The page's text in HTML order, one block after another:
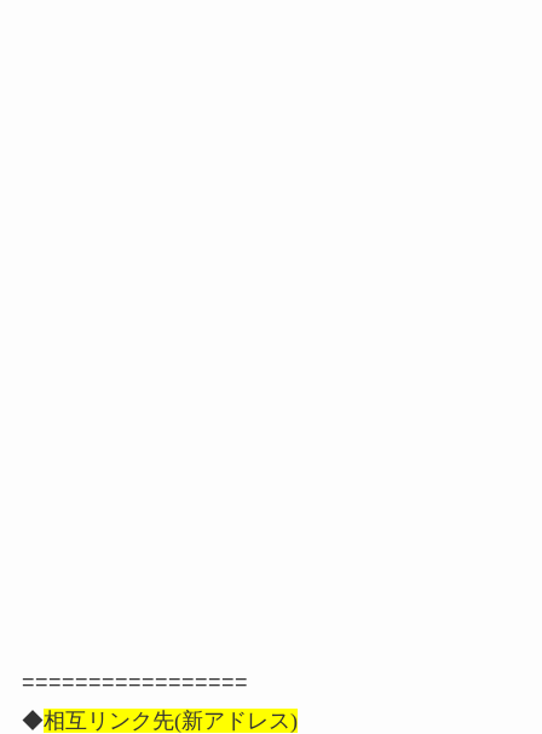
=================
◆相互リンク先(新アドレス)